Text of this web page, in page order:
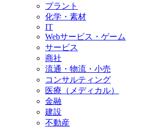
プラント
化学・素材
IT
Webサービス・ゲーム
サービス
商社
流通・物流・小売
コンサルティング
医療（メディカル）
金融
建設
不動産